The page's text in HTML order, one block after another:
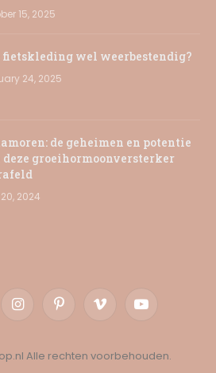
15, 2025
fietskleding wel weerbestendig?
24, 2025
de geheimen en potentie
deze groeihormoonversterker
2024
InstagramPinterestVimeo YouTube
Alle rechten voorbehouden.